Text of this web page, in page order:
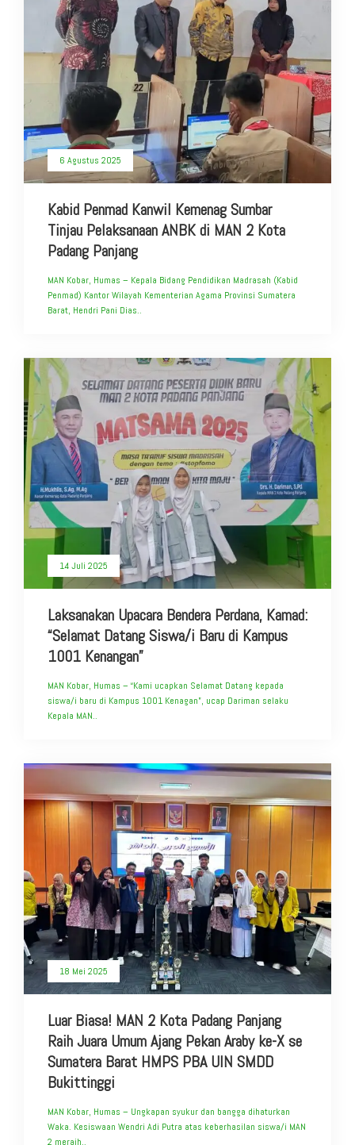
6 Agustus 2025
Kabid Penmad Kanwil Kemenag Sumbar
Tinjau Pelaksanaan ANBK di MAN 2 Kota
Padang Panjang
MAN Kobar, Humas – Kepala Bidang Pendidikan Madrasah (Kabid
Penmad) Kantor Wilayah Kementerian Agama Provinsi Sumatera
Barat, Hendri Pani Dias..
14 Juli 2025
Laksanakan Upacara Bendera Perdana, Kamad:
“Selamat Datang Siswa/i Baru di Kampus
1001 Kenangan”
MAN Kobar, Humas – “Kami ucapkan Selamat Datang kepada
siswa/i baru di Kampus 1001 Kenagan”, ucap Dariman selaku
Kepala MAN..
18 Mei 2025
Luar Biasa! MAN 2 Kota Padang Panjang
Raih Juara Umum Ajang Pekan Araby ke-X se
Sumatera Barat HMPS PBA UIN SMDD
Bukittinggi
MAN Kobar, Humas – Ungkapan syukur dan bangga dihaturkan
Waka. Kesiswaan Wendri Adi Putra atas keberhasilan siswa/i MAN
2 meraih..